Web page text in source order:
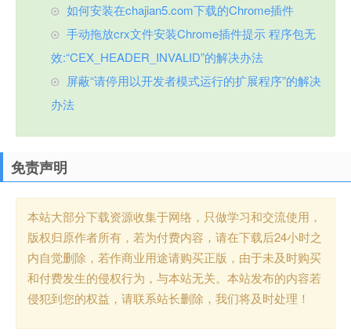
如何安装在chajian5.com下载的Chrome插件
手动拖放crx文件安装Chrome插件提示 程序包无
效:“CEX_HEADER_INVALID”的解决办法
屏蔽“请停用以开发者模式运行的扩展程序”的解决
办法
免责声明
本站大部分下载资源收集于网络，只做学习和交流使用，
版权归原作者所有，若为付费内容，请在下载后24小时之
内自觉删除，若作商业用途请购买正版，由于未及时购买
和付费发生的侵权行为，与本站无关。本站发布的内容若
侵犯到您的权益，请联系站长删除，我们将及时处理！